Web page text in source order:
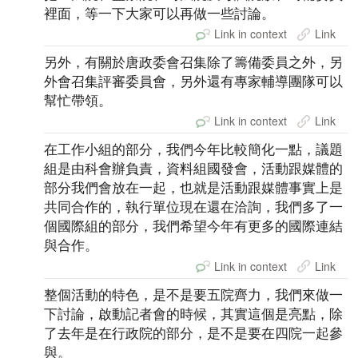
裡面，等一下大家可以再做一些討論。
Link in context Link
另外，有關於唐政委會召集除了籌備委員之外，另
外會召集評審委員會，另外還有專家輔導團隊可以
幫忙帶領。
Link in context Link
在工作小組的部分，我們今年比較簡化一點，議題
組是由科會辦負責，資料組國發會，活動跟媒體的
部分我們會放在一起，也就是活動跟媒體事實上是
共同合作的，執行單位現在還在洽詢，我們多了一
個國際組的部分，我們希望今年有更多的國際連結
與合作。
Link in context Link
整個活動的特色，是不是要五院齊力，我們來做一
下討論，啟動記者會的時候，其實這個是亮點，除
了去年是在行政院的部分，是不是要在四院一起參
與。